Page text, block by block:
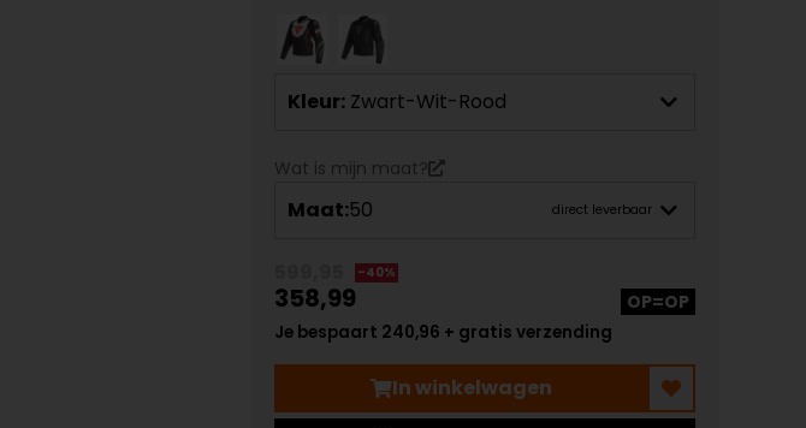
Kleur: Zwart-Wit-Rood
Wat is mijn maat?
Maat:50 direct leverbaar
-40%
358,99
Je bespaart 240,96 + gratis verzending
OP=OP
In winkelwagen